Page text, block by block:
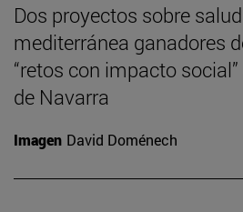
Dos proyectos sobre
mediterránea ganadores
“retos con impacto
de Navarra
Imagen David Doménech